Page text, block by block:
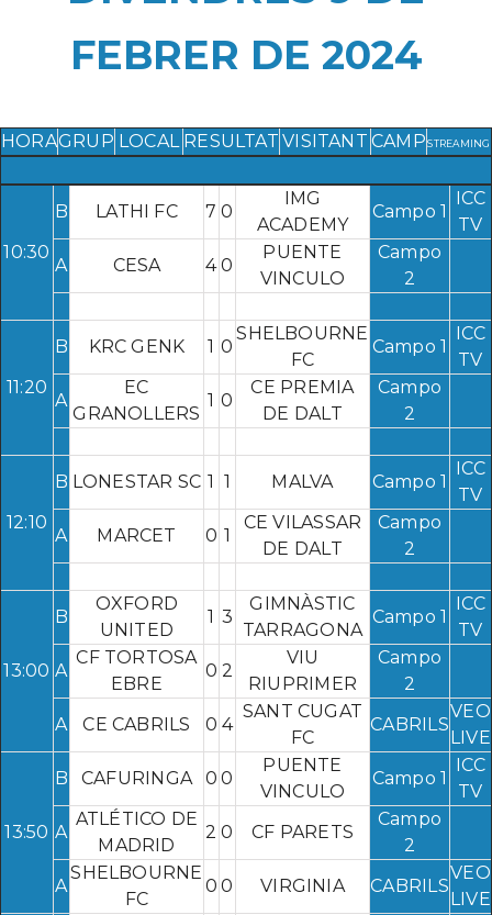
FEBRER DE 2024
HORAGRUP LOCAL RESULTAT VISITANT CAMP STREAMING
10:30
B LATHI FC 7 0
IMG
ACADEMY
Campo 1
ICC
TV
A
CESA 40
PUENTE
VINCULO
Campo
2
11:20
B KRC GENK 1 0
SHELBOURNE
FC
Campo 1
ICC
TV
A
EC
GRANOLLERS
1 0
CE PREMIA
DE DALT
Campo
2
12:10
B LONESTAR SC 1 1 MALVA Campo 1
ICC
TV
A
MARCET 0 1
CE VILASSAR
DE DALT
Campo
2
13:00
B
OXFORD
UNITED
1 3
GIMNÀSTIC
TARRAGONA
Campo 1
ICC
TV
A
CF TORTOSA
EBRE
0 2
VIU
RIUPRIMER
Campo
2
A
CE CABRILS 0 4
SANT CUGAT
FC
CABRILS
VEO
LIVE
13:50
B CAFURINGA 0 0
PUENTE
VINCULO
Campo 1
ICC
TV
A
ATLÉTICO DE
MADRID
2 0 CF PARETS
Campo
2
A
SHELBOURNE
FC
0 0 VIRGINIA CABRILS
VEO
LIVE